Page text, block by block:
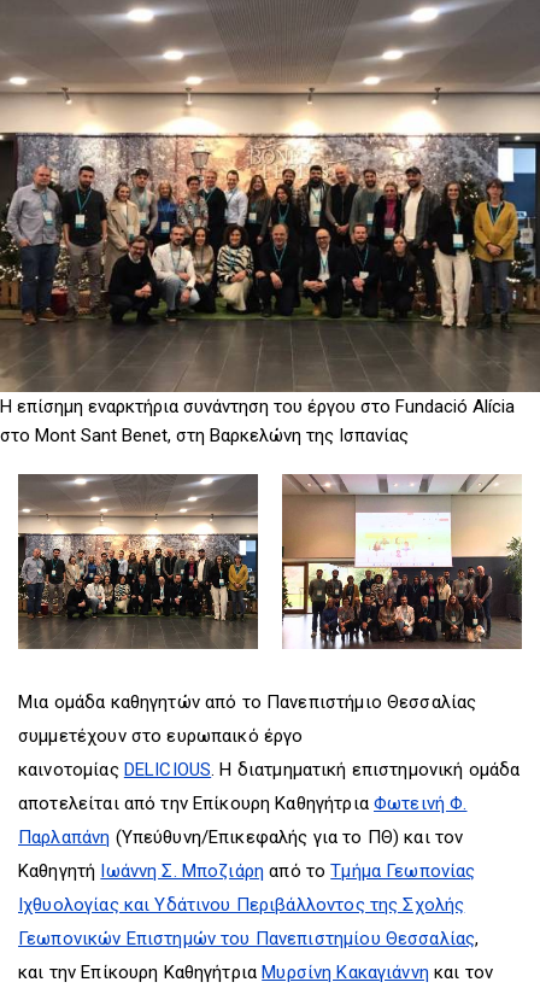
N
T
R
I
G
G
E
R
O
W
N
T
R
I
G
G
E
R
O
W
N
T
R
I
G
G
E
R
Η επίσημη εναρκτήρια συνάντηση του έργου στο Fundació Alícia
στο Mont Sant Benet, στη Βαρκελώνη της Ισπανίας
Μια ομάδα καθηγητών από το Πανεπιστήμιο Θεσσαλίας
συμμετέχουν στο ευρωπαικό έργο
καινοτομίας DELICIOUS . Η διατμηματική επιστημονική ομάδα
αποτελείται από την Επίκουρη Καθηγήτρια Φωτεινή Φ.
Παρλαπάνη (Υπεύθυνη/Επικεφαλής για το ΠΘ) και τον
Καθηγητή Ιωάννη Σ. Μποζιάρη από τοΤμήμα Γεωπονίας
Ιχθυολογίας και Υδάτινου Περιβάλλοντος της Σχολής
Γεωπονικών Επιστημών του Πανεπιστημίου Θεσσαλίας,
και την Επίκουρη ΚαθηγήτριαΜυρσίνη Κακαγιάννη και τον